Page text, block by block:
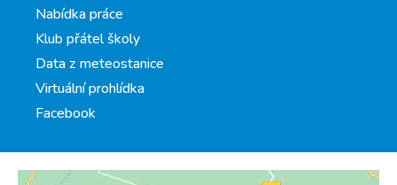
Nabídka práce
Klub přátel školy
Data z meteostanice
Virtuální prohlídka
Facebook